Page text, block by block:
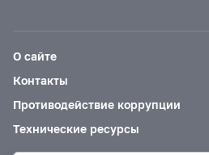
О сайте
Контакты
Противодействие коррупции
Технические ресурсы